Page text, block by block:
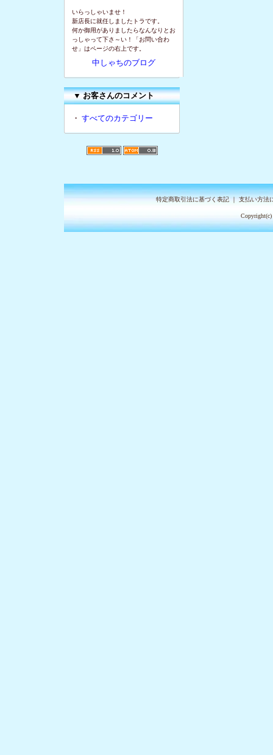
いらっしゃいませ！
新店長に就任しましたトラです。
何か御用がありましたらなんなりとお
っしゃって下さ～い！「お問い合わ
せ」はページの右上です。
中しゃちのブログ
▼お客さんのコメント
・ すべてのカテゴリー
特定商取引法に基づく表記｜支払い方法